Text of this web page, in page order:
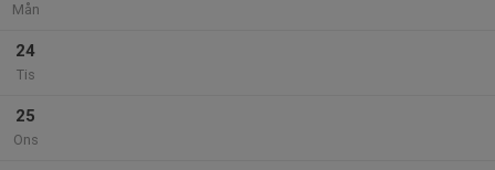
Mån
24
Tis
25
Ons